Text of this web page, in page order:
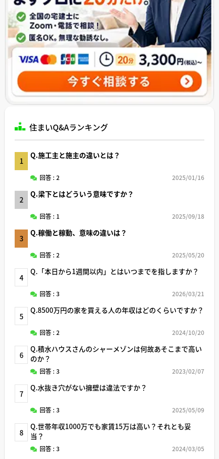
住まいQ&Aランキング
1
Q.施工主と施主の違いとは？
回答 : 2 2025/01/16
2
Q.梁下とはどういう意味ですか？
回答 : 1 2025/09/18
3
Q.稼働と稼動、意味の違いは？
回答 : 2 2025/05/20
4
Q.「本日から1週間以内」とはいつまでを指しますか？
回答 : 3 2026/03/21
5
Q.8500万円の家を買える人の年収はどのくらいですか？
回答 : 2 2024/10/20
6
Q.積水ハウスさんのシャーメゾンは何故あそこまで高い
のか？
回答 : 3 2023/02/07
7
Q.水抜き穴がない擁壁は違法ですか？
回答 : 3 2025/05/09
8
Q.世帯年収1000万でも家賃15万は高い？それとも妥
当？
回答 : 3 2024/03/05